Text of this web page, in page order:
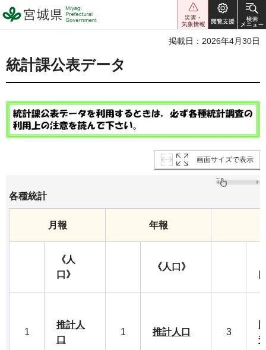
宮城県 Miyagi Prefectural
Government
掲載日：2026年4月30日
統計課公表データ
画面サイズで表示
各種統計
月報 年報
《人
口》
《人口》
1
推計人
口
1 推計人口 3